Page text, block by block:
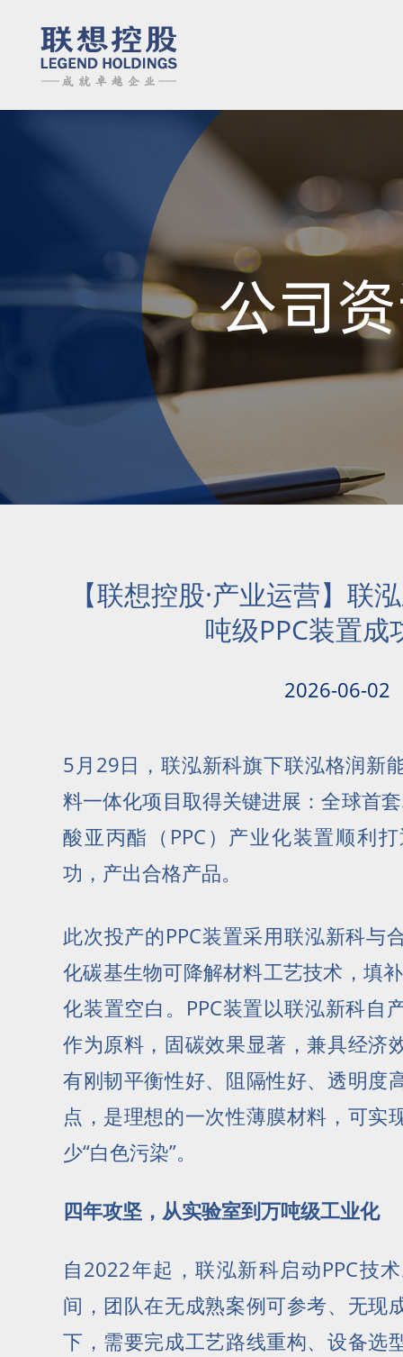
【联想控股·产业运营】联
吨级PPC装置成
2026-06-02
5月29日，联泓新科旗下联泓格润新
料一体化项目取得关键进展：全球首
酸亚丙酯（PPC）产业化装置顺利
功，产出合格产品。
此次投产的PPC装置采用联泓新科与
化碳基生物可降解材料工艺技术，填
化装置空白。PPC装置以联泓新科自
作为原料，固碳效果显著，兼具经济
有刚韧平衡性好、阻隔性好、透明度
点，是理想的一次性薄膜材料，可实
少“白色污染”。
四年攻坚，从实验室到万吨级工业化
自2022年起，联泓新科启动PPC技
间，团队在无成熟案例可参考、无现
下，需要完成工艺路线重构、设备选